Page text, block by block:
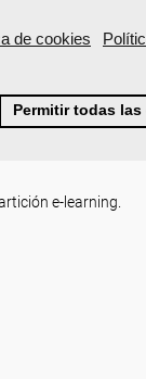
de cookies
Permitir todas
en modalidad
e-learning.